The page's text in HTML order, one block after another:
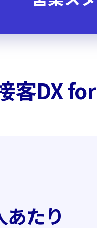
客DX for
たり